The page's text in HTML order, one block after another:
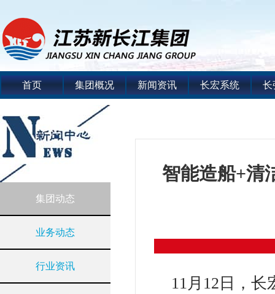
首页 集团概况 新闻资讯 长宏系统 长
集团动态
业务动态
行业资讯
智能造船+清
11月12日，长